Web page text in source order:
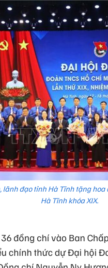
lãnh đạo tỉnh Hà Tĩnh tặng
Hà Tĩnh khóa XIX.
đồng chí vào Ban
chính thức dự Đại hội